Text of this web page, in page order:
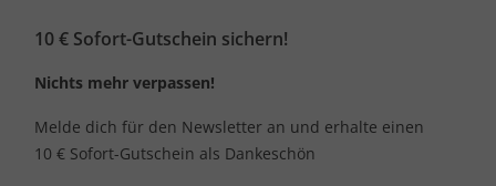
10 € Sofort-Gutschein sichern!
Nichts mehr verpassen!
Melde dich für den Newsletter an und erhalte einen
10 € Sofort-Gutschein als Dankeschön